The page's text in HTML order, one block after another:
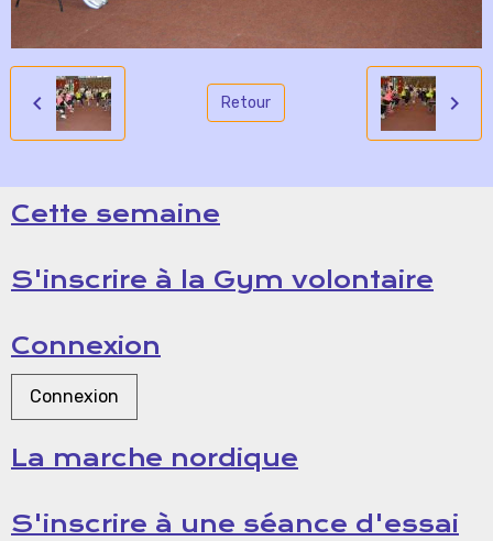
Retour
Cette semaine
S'inscrire à la Gym volontaire
Connexion
Connexion
La marche nordique
S'inscrire à une séance d'essai